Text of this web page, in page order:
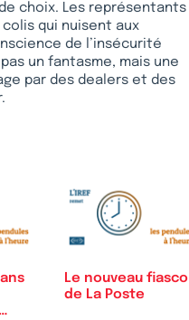
choix. Les représentants
qui nuisent aux
de l’insécurité
un fantasme, mais une
par des dealers et des
Le nouveau fiasco
de La Poste